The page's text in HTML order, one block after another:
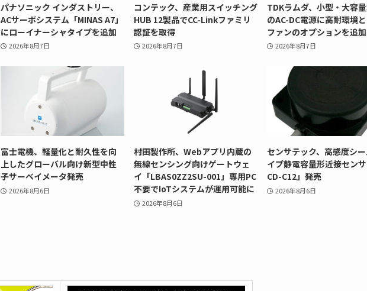
パナソニック インダストリー、
ACサーボシステム「MINAS A7」
にローイナーシャタイプを追加
2026年8月7日
コンテック、産業用スイッチング
HUB 12製品でCC-Linkファミリ
認証を取得
2026年8月7日
TDKラムダ、小型・大容
のAC-DC電源に高耐環境
ファンのオプションを追加
2026年8月7日
富士電機、軽量化と耐久性を向
上したグローバル向け新型中性
子サーベイメータ発売
2026年8月6日
村田製作所、Webアプリ内蔵の
無線センシング向けゲートウェ
イ「LBAS0ZZ2SU-001」専用PC
不要でIoTシステムが運用可能に
2026年8月6日
センサテック、高感度シ
イプ静電容量形近接セン
CD-C12」発売
2026年8月6日